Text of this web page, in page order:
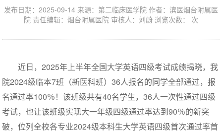
发布日期：2025-09-14 来源：第二临床医学院 作者：滨医烟台附属医
院 责任编辑：烟台附属医院 审核人：刘蔚 浏览次数： 次
近日，2025年上半年全国大学英语四级考试成绩揭晓，我
院2024级临本7班（新医科班）36人报名的同学全部通过，报
名通过率100％！该班级共有40名学生，36人一次性通过四级
考试，也让该班级实现大一年级四级通过率达到90％的新突
破，位列全校各专业2024级本科生大学英语四级首次通过率首